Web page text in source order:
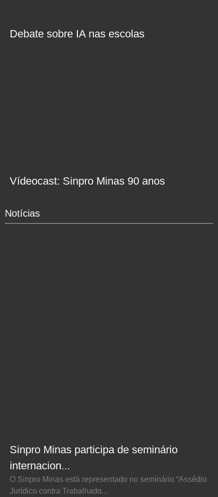
Debate sobre IA nas escolas
Vídeocast: Sinpro Minas 90 anos
Notícias
Sinpro Minas participa de seminário
internacion...
O Sinpro Minas está representado no seminário “Assédio
Jurídico contra Trabalhado...